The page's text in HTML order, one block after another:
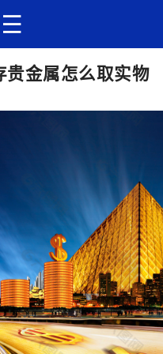
贵金属怎么取实物